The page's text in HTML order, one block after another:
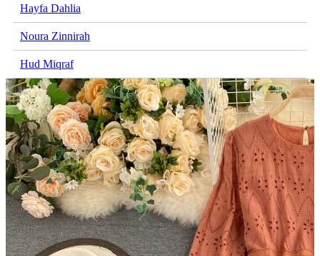
Hayfa Dahlia
Noura Zinnirah
Hud Miqraf